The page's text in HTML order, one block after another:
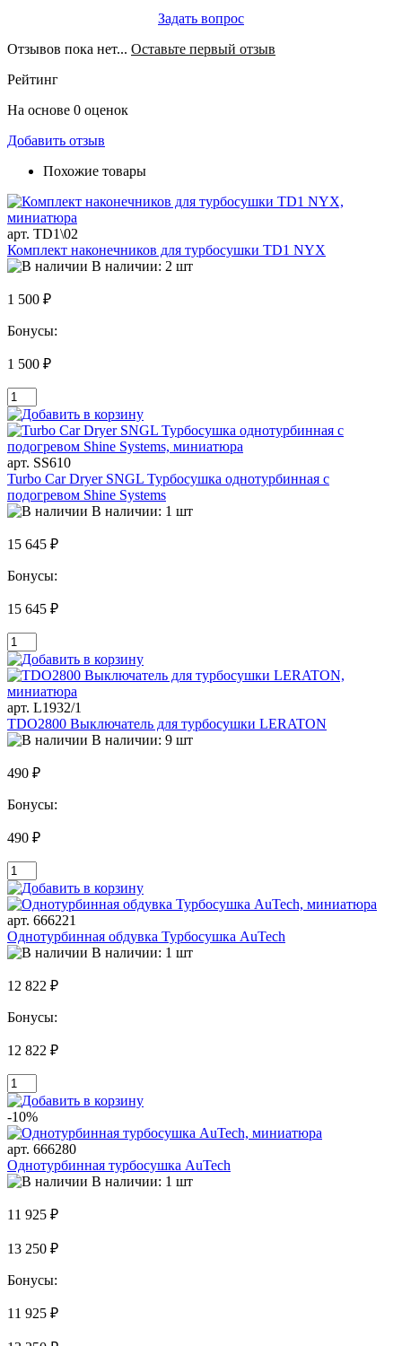
Задать вопрос
Отзывов пока нет... Оставьте первый отзыв
Рейтинг
На основе 0 оценок
Добавить отзыв
Похожие товары
арт. TD1\02
Комплект наконечников для турбосушки TD1 NYX
В наличии: 2 шт
1 500 ₽
Бонусы:
1 500 ₽
арт. SS610
Turbo Car Dryer SNGL Турбосушка однотурбинная с
подогревом Shine Systems
В наличии: 1 шт
15 645 ₽
Бонусы:
15 645 ₽
арт. L1932/1
TDO2800 Выключатель для турбосушки LERATON
В наличии: 9 шт
490 ₽
Бонусы:
490 ₽
арт. 666221
Однотурбинная обдувка Турбосушка AuTech
В наличии: 1 шт
12 822 ₽
Бонусы:
12 822 ₽
-10%
арт. 666280
Однотурбинная турбосушка AuTech
В наличии: 1 шт
11 925 ₽
13 250 ₽
Бонусы:
11 925 ₽